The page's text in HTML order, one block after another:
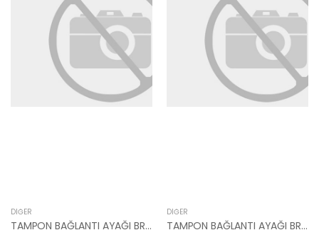
DIĞER
TAMPON BAĞLANTI AYAĞI BRAKETİ ÖN SAĞ KONA 86514-J9000-YS
DIĞER
TAMPON BAĞLANTI AYAĞI BRAKETİ ÖN SOL KONA 86513-J9000-YS